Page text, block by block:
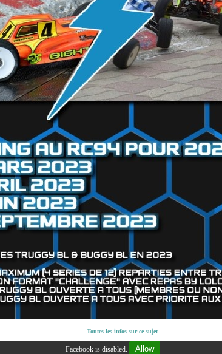
Toutes les infos sur ce sujet
Facebook is disabled. Allow